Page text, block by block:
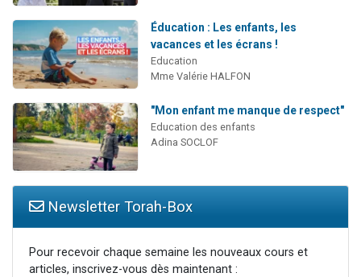
Éducation : Les enfants, les
vacances et les écrans !
Education
Mme Valérie HALFON
"Mon enfant me manque de respect"
Education des enfants
Adina SOCLOF
Newsletter Torah-Box
Pour recevoir chaque semaine les nouveaux cours et
articles, inscrivez-vous dès maintenant :